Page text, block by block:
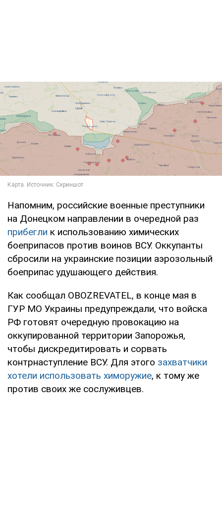
Напомним, российские военные преступники
на Донецком направлении в очередной раз
прибегли к использованию химических
боеприпасов против воинов ВСУ. Оккупанты
сбросили на украинские позиции аэрозольный
боеприпас удушающего действия.
Как сообщал OBOZREVATEL, в конце мая в
ГУР МО Украины предупреждали, что войска
РФ готовят очередную провокацию на
оккупированной территории Запорожья,
чтобы дискредитировать и сорвать
контрнаступление ВСУ. Для этого захватчики
хотели использовать химоружие, к тому же
против своих же сослуживцев.